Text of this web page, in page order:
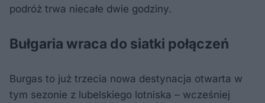
podróż trwa niecałe dwie godziny.
Bułgaria wraca do siatki połączeń
Burgas to już trzecia nowa destynacja otwarta w
tym sezonie z lubelskiego lotniska – wcześniej